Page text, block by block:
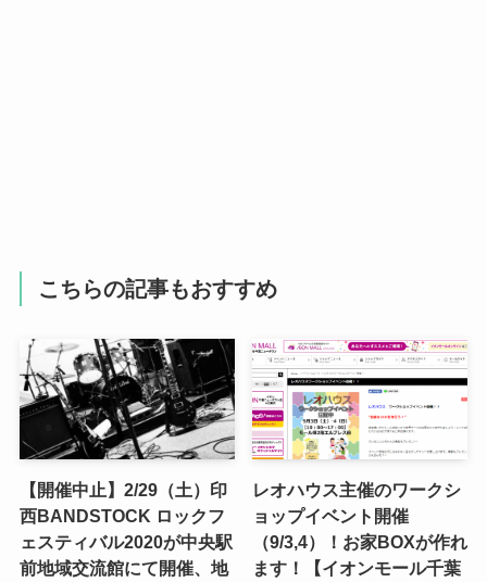
こちらの記事もおすすめ
【開催中止】2/29（土）印
西BANDSTOCK ロックフ
ェスティバル2020が中央駅
前地域交流館にて開催、地
レオハウス主催のワークシ
ョップイベント開催
（9/3,4）！お家BOXが作れ
ます！【イオンモール千葉